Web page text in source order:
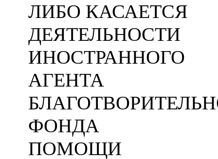
ЛИБО КАСАЕТСЯ
ДЕЯТЕЛЬНОСТИ
ИНОСТРАННОГО
АГЕНТА
ФОНДА
ПОМОЩИ